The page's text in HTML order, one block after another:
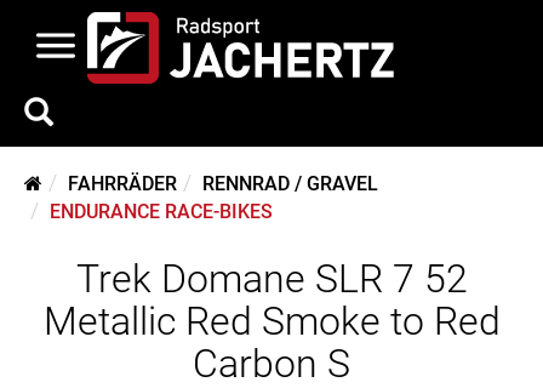
FAHRRÄDER
RENNRAD / GRAVEL
ENDURANCE RACE-BIKES
Trek Domane SLR 7 52
Metallic Red Smoke to Red
Carbon S